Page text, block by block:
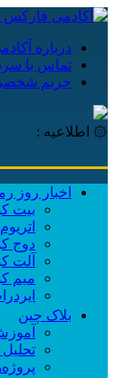
درباره
تماس با
حریم
۞ اطلاعیه :
اخبار روز
بیت
اتریوم
دوج
آلت
میم
بلاک چین
تحلیل